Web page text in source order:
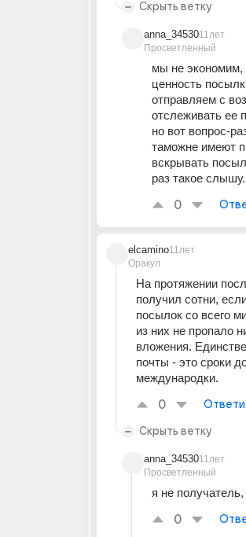
Скрыть ветку
anna_34530
Просветленный
11лет
мы не экономим,
ценность
отправляем с
отслеживать ее
но вот вопрос-
таможне имеют
вскрывать
раз такое слышу.
0
elcamino
Оракул
11лет
На протяжении
получил сотни,
посылок со всего
из них не пропало
вложения.
почты - это сроки
международки.
0
Скрыть ветку
anna_34530
Просветленный
11лет
я не
0